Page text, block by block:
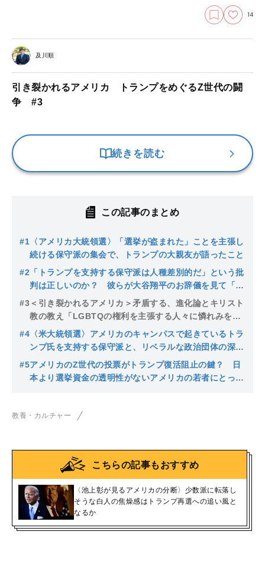
14
及川順
引き裂かれるアメリカ トランプをめぐるZ世代の闘
争 #3
続きを読む
この記事のまとめ
#1 〈アメリカ大統領選〉「選挙が盗まれた」ことを主張し
続ける保守派の集会で、トランプの大親友が語ったこと
#2 「トランプを支持する保守派は人種差別的だ」という批
判は正しいのか？ 彼らが大谷翔平のお辞儀を見て「日
本の美」を礼賛するワケ
#3＜引き裂かれるアメリカ＞矛盾する、進化論とキリスト
教の教え「LGBTQの権利を主張する人々に憐れみを感
じる」と話すアメリカの女子大生たち
#4 〈米大統領選〉アメリカのキャンパスで起きているトラ
ンプ氏を支持する保守派と、リベラルな政治団体の深刻
な対立
#5アメリカのZ世代の投票がトランプ復活阻止の鍵？ 日
本より選挙資金の透明性がないアメリカの若者にとって
教養・カルチャー
こちらの記事もおすすめ
〈池上彰が見るアメリカの分断〉少数派に転落し
そうな白人の焦燥感はトランプ再選への追い風と
なるか